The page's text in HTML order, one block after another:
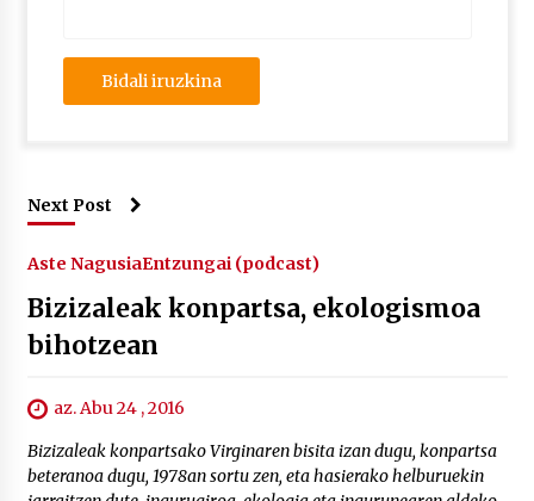
Next Post
Aste NagusiaEntzungai (podcast)
Bizizaleak konpartsa, ekologismoa
bihotzean
az. Abu 24 , 2016
Bizizaleak konpartsako Virginaren bisita izan dugu, konpartsa
beteranoa dugu, 1978an sortu zen, eta hasierako helburuekin